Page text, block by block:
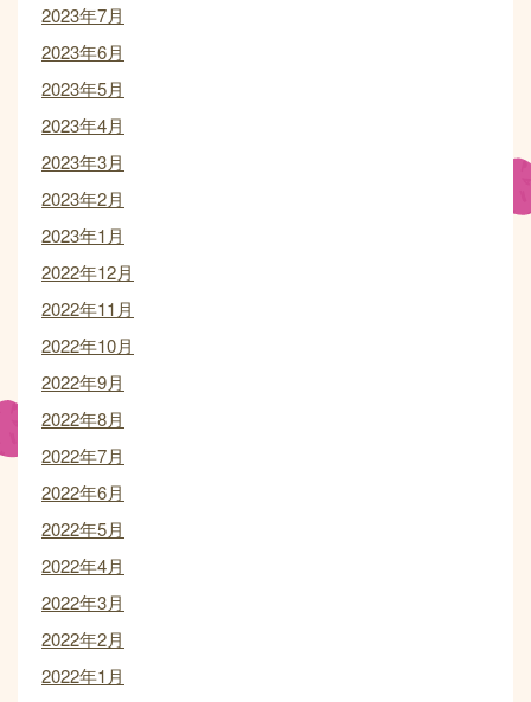
2023年7月
2023年6月
2023年5月
2023年4月
2023年3月
2023年2月
2023年1月
2022年12月
2022年11月
2022年10月
2022年9月
2022年8月
2022年7月
2022年6月
2022年5月
2022年4月
2022年3月
2022年2月
2022年1月